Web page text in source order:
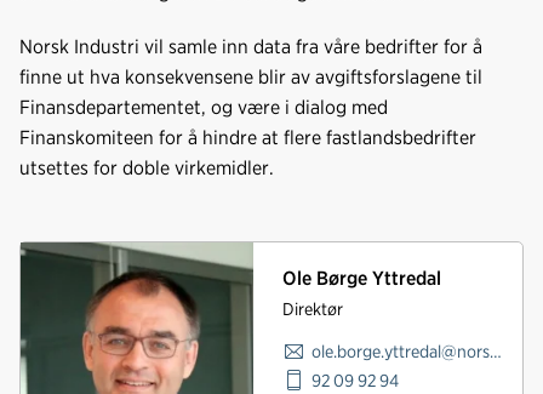
Norsk Industri vil samle inn data fra våre bedrifter for å
finne ut hva konsekvensene blir av avgiftsforslagene til
Finansdepartementet, og være i dialog med
Finanskomiteen for å hindre at flere fastlandsbedrifter
utsettes for doble virkemidler.
Ole Børge Yttredal
Direktør
ole.borge.yttredal@norskindustri.no
92 09 92 94